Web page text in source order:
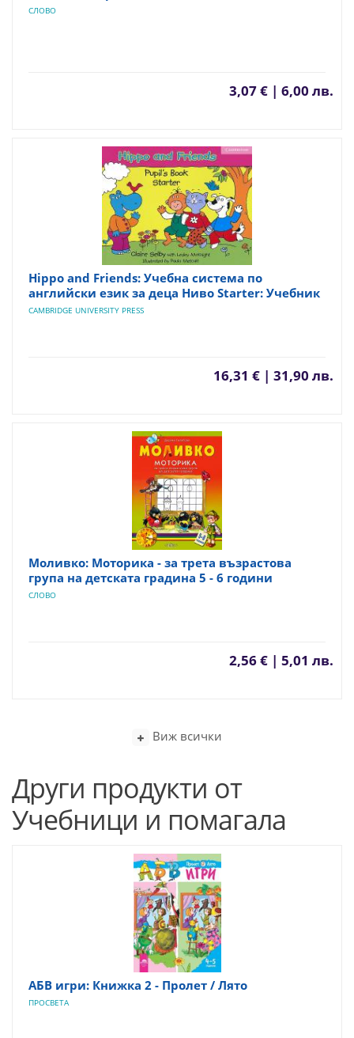
СЛОВО
3,07 € | 6,00 лв.
Hippo and Friends: Учебна система по
английски език за деца Ниво Starter: Учебник
CAMBRIDGE UNIVERSITY PRESS
16,31 € | 31,90 лв.
Моливко: Моторика - за трета възрастова
група на детската градина 5 - 6 години
СЛОВО
2,56 € | 5,01 лв.
Виж всички
Други продукти от
Учебници и помагала
АБВ игри: Книжка 2 - Пролет / Лято
ПРОСВЕТА